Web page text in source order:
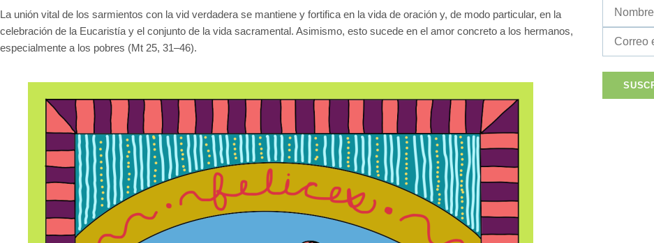
La unión vital de los sarmientos con la vid verdadera se mantiene y fortifica en la vida de oración y, de modo particular, en la
celebración de la Eucaristía y el conjunto de la vida sacramental. Asimismo, esto sucede en el amor concreto a los hermanos,
especialmente a los pobres (Mt 25, 31–46).